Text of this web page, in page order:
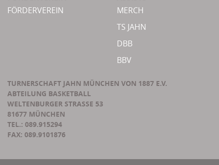
FÖRDERVEREIN
MERCH
TS JAHN
DBB
BBV
TURNERSCHAFT JAHN MÜNCHEN VON 1887 E.V.
ABTEILUNG BASKETBALL
WELTENBURGER STRASSE 53
81677 MÜNCHEN
TEL.: 089.915294
FAX: 089.9101876